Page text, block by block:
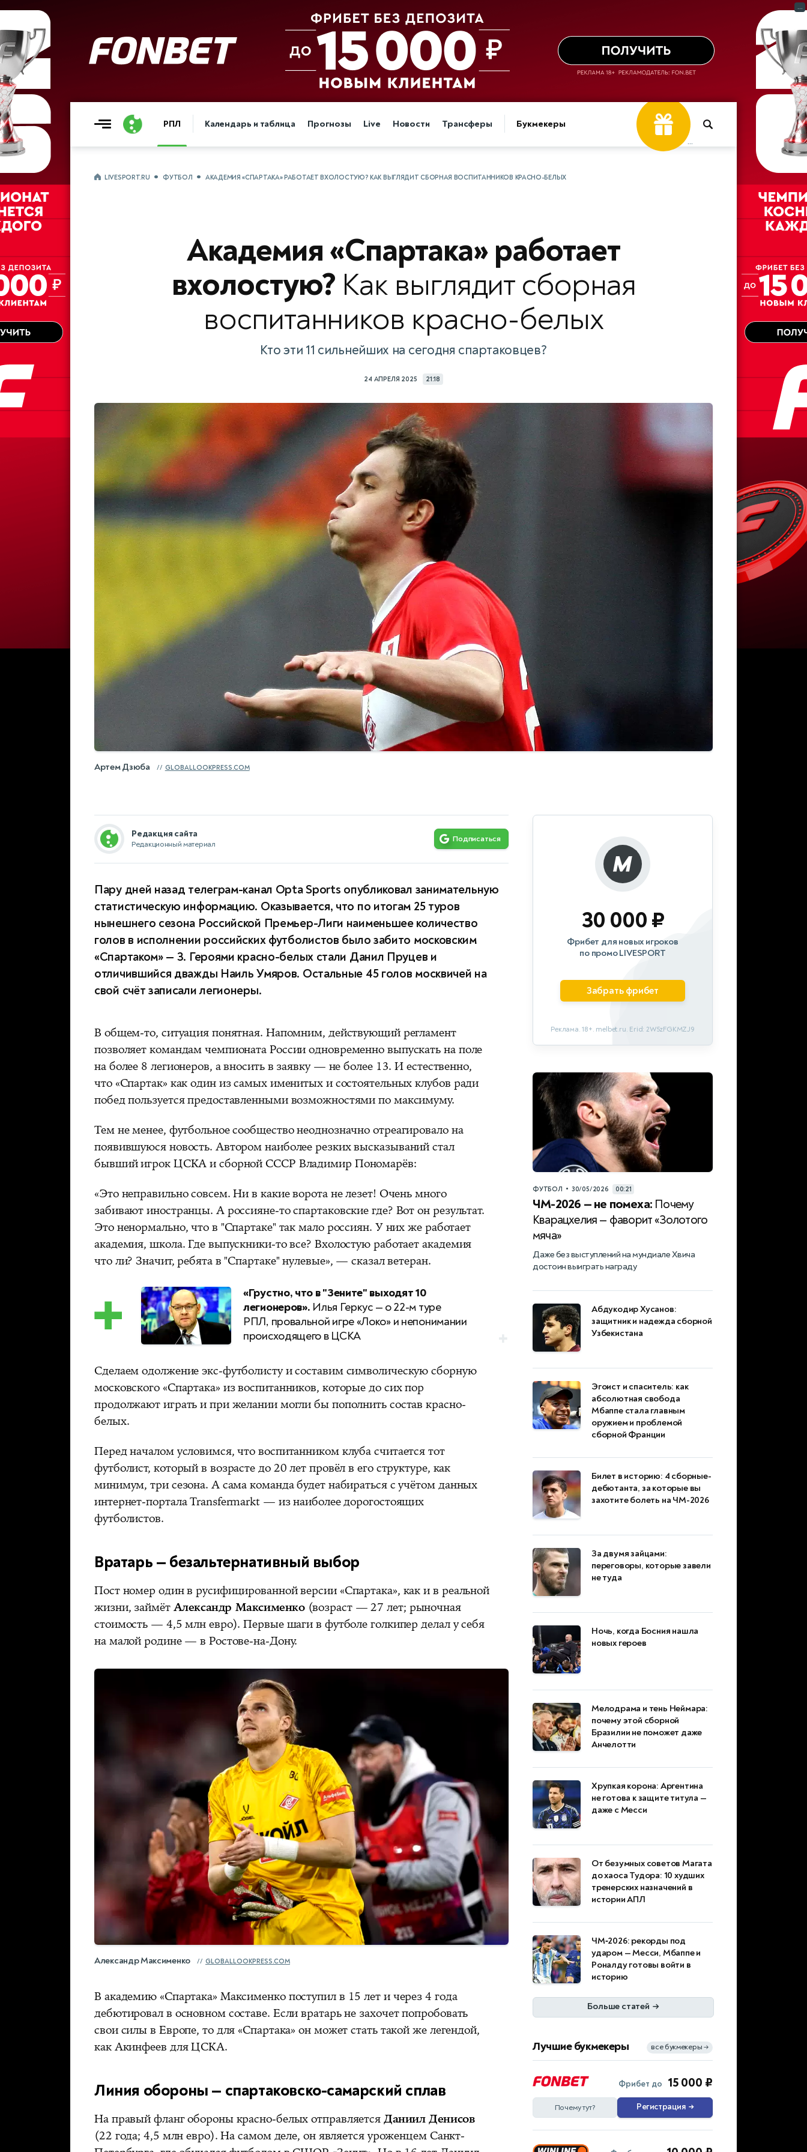
РПЛ Календарь и таблица Прогнозы Live Новости Трансферы Букмекеры
Фрибет
...
LIVESPORT.RU ФУТБОЛ АКАДЕМИЯ «СПАРТАКА» РАБОТАЕТ ВХОЛОСТУЮ? КАК ВЫГЛЯДИТ СБОРНАЯ ВОСПИТАННИКОВ КРАСНО-БЕЛЫХ
Академия «Спартака» работает
вхолостую? Как выглядит сборная
воспитанников красно-белых
Кто эти 11 сильнейших на сегодня спартаковцев?
24 АПРЕЛЯ 2025 21:18
Артем Дзюба GLOBALLOOKPRESS.COM
Редакция сайта
Редакционный материал
Подписаться
Пару дней назад телеграм-канал Opta Sports опубликовал занимательную
статистическую информацию. Оказывается, что по итогам 25 туров
нынешнего сезона Российской Премьер-Лиги наименьшее количество
голов в исполнении российских футболистов было забито московским
«Спартаком» — 3. Героями красно-белых стали Данил Пруцев и
отличившийся дважды Наиль Умяров. Остальные 45 голов москвичей на
свой счёт записали легионеры.
В общем-то, ситуация понятная. Напомним, действующий регламент
позволяет командам чемпионата России одновременно выпускать на поле
на более 8 легионеров, а вносить в заявку — не более 13. И естественно,
что «Спартак» как один из самых именитых и состоятельных клубов ради
побед пользуется предоставленными возможностями по максимуму.
Тем не менее, футбольное сообщество неоднозначно отреагировало на
появившуюся новость. Автором наиболее резких высказываний стал
бывший игрок ЦСКА и сборной СССР Владимир Пономарёв:
«Это неправильно совсем. Ни в какие ворота не лезет! Очень много
забивают иностранцы. А россияне-то спартаковские где? Вот он результат.
Это ненормально, что в "Спартаке" так мало россиян. У них же работает
академия, школа. Где выпускники-то все? Вхолостую работает академия
что ли? Значит, ребята в "Спартаке" нулевые», — сказал ветеран.
«Грустно, что в "Зените" выходят 10
легионеров». Илья Геркус — о 22-м туре
РПЛ, провальной игре «Локо» и непонимании
происходящего в ЦСКА
Сделаем одолжение экс-футболисту и составим символическую сборную
московского «Спартака» из воспитанников, которые до сих пор
продолжают играть и при желании могли бы пополнить состав красно-
белых.
Перед началом условимся, что воспитанником клуба считается тот
футболист, который в возрасте до 20 лет провёл в его структуре, как
минимум, три сезона. А сама команда будет набираться с учётом данных
интернет-портала Transfermarkt — из наиболее дорогостоящих
футболистов.
Вратарь — безальтернативный выбор
Пост номер один в русифицированной версии «Спартака», как и в реальной
жизни, займётАлександр Максименко(возраст — 27 лет; рыночная
стоимость — 4,5 млн евро). Первые шаги в футболе голкипер делал у себя
на малой родине — в Ростове-на-Дону.
Александр Максименко GLOBALLOOKPRESS.COM
В академию «Спартака» Максименко поступил в 15 лет и через 4 года
дебютировал в основном составе. Если вратарь не захочет попробовать
свои силы в Европе, то для «Спартака» он может стать такой же легендой,
как Акинфеев для ЦСКА.
Линия обороны — спартаковско-самарский сплав
На правый фланг обороны красно-белых отправляетсяДаниил Денисов
(22 года; 4,5 млн евро). На самом деле, он является уроженцем Санкт-
30 000 ₽
Фрибет для новых игроков
по промо LIVESPORT
Забрать фрибет
Реклама. 18+. melbet.ru. Erid: 2W5zFGKMZJ9
ФУТБОЛ • 30/05/2026 00:21
ЧМ-2026 — не помеха: Почему
Кварацхелия — фаворит «Золотого
мяча»
Даже без выступлений на мундиале Хвича
достоин выиграть награду
Абдукодир Хусанов:
защитник и надежда сборной
Узбекистана
Эгоист и спаситель: как
абсолютная свобода
Мбаппе стала главным
оружием и проблемой
сборной Франции
Билет в историю: 4 сборные-
дебютанта, за которые вы
захотите болеть на ЧМ-2026
За двумя зайцами:
переговоры, которые завели
не туда
Ночь, когда Босния нашла
новых героев
Мелодрама и тень Неймара:
почему этой сборной
Бразилии не поможет даже
Анчелотти
Хрупкая корона: Аргентина
не готова к защите титула —
даже с Месси
От безумных советов Магата
до хаоса Тудора: 10 худших
тренерских назначений в
истории АПЛ
ЧМ‑2026: рекорды под
ударом — Месси, Мбаппе и
Роналду готовы войти в
историю
Больше статей →
Лучшие букмекеры все букмекеры →
Фрибет до 15 000 ₽
Почему тут? Регистрация →
...